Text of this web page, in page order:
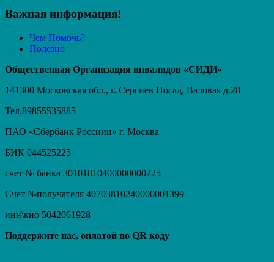
Важная информация!
Чем Помочь?
Полезно
Общественная Организация инвалидов «СИДИ»
141300 Московская обл., г. Сергиев Посад, Валовая д.28
Тел.89855535885
ПАО «Сбербанк Россиии» г. Москва
БИК 044525225
счет № банка 30101810400000000225
Счет №получателя 40703810240000001399
инн\кио 5042061928
Поддержите нас, оплатой по QR коду